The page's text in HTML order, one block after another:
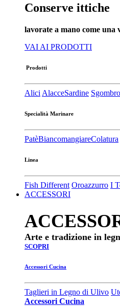
Conserve ittiche
lavorate a mano come una
VAI AI PRODOTTI
Prodotti
Alici AlacceSardine Sgombro
Specialità Marinare
Patè​BiancomangiareColatura
Linea
Fish Different Oroazzurro I
ACCESSORI
Arte e tradizione in
SCOPRI
Accessori Cucina
Taglieri in Legno di Ulivo
Accessori Cucina